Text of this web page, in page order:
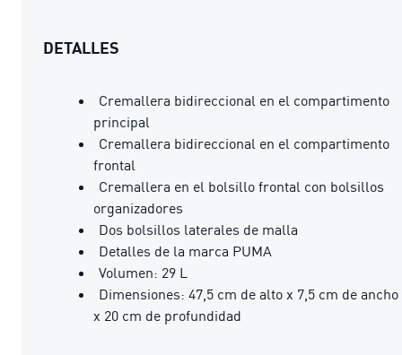
DETALLES
Cremallera bidireccional en el compartimento
principal
Cremallera bidireccional en el compartimento
frontal
Cremallera en el bolsillo frontal con bolsillos
organizadores
Dos bolsillos laterales de malla
Detalles de la marca PUMA
Volumen: 29 L
Dimensiones: 47,5 cm de alto x 7,5 cm de ancho
x 20 cm de profundidad